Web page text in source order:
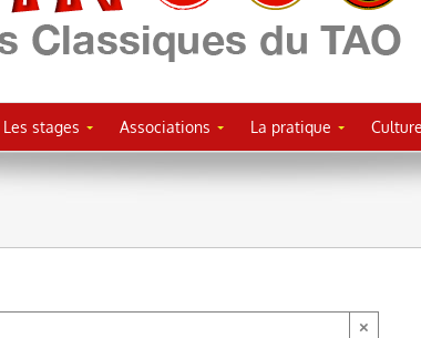
Les stages Associations La pratique Culture
×